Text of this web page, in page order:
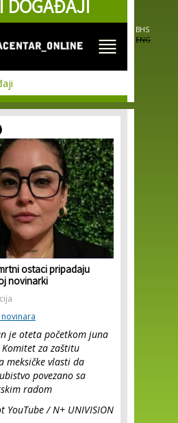
DOGAĐAJI
BHS
ENG
ostaci pripadaju
novinarki
je oteta početkom juna
za zaštitu
meksičke vlasti da
povezano sa
radom
YouTube / N+ UNIVISION